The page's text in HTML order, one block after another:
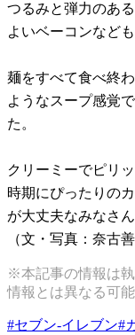
つるみと弾力のあ
よいベーコンなど
麺をすべて食べ終
ようなスープ感覚
た。
クリーミーでピリ
時期にぴったりの
が大丈夫なみなさ
（文・写真：奈古
※本記事の情報は
情報とは異なる可
#セブン-イレブン#